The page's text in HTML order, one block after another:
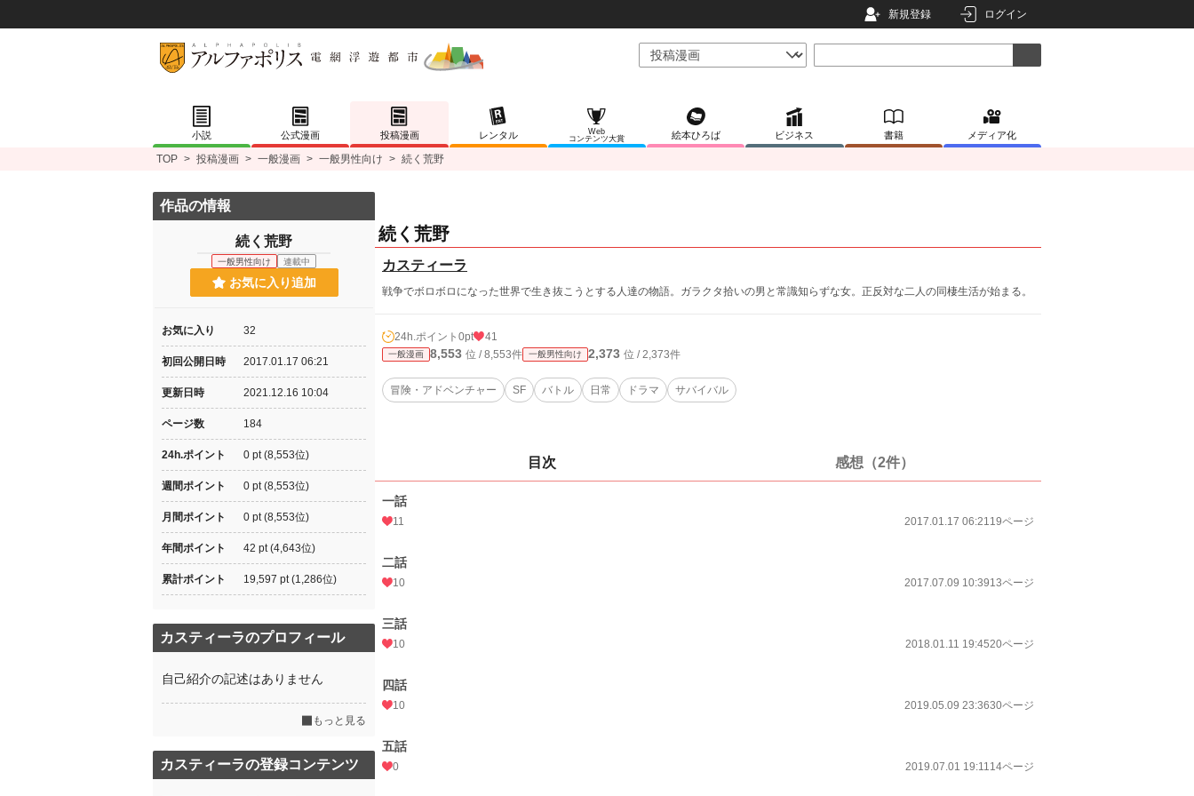
新規登録 ログイン
小説 公式漫画 投稿漫画 レンタル
Web
コンテンツ大賞
絵本ひろば ビジネス 書籍 メディア化
TOP > 投稿漫画 > 一般漫画 > 一般男性向け > 続く荒野
続く荒野
カスティーラ
戦争でボロボロになった世界で生き抜こうとする人達の物語。ガラクタ拾いの男と常識知らずな女。正反対な二人の同棲生活が始まる。
24h.ポイント 0pt 41
一般漫画 8,553 位 / 8,553件 一般男性向け 2,373 位 / 2,373件
冒険・アドベンチャー SF バトル 日常 ドラマ サバイバル
目次 感想（2件）
一話
11 2017.01.17 06:2119ページ
二話
10 2017.07.09 10:3913ページ
三話
10 2018.01.11 19:4520ページ
四話
10 2019.05.09 23:3630ページ
五話
0 2019.07.01 19:1114ページ
作品の情報
続く荒野
一般男性向け 連載中
お気に入り追加
お気に入り 32
初回公開日時 2017.01.17 06:21
更新日時 2021.12.16 10:04
ページ数 184
24h.ポイント 0 pt (8,553位)
週間ポイント 0 pt (8,553位)
月間ポイント 0 pt (8,553位)
年間ポイント 42 pt (4,643位)
累計ポイント 19,597 pt (1,286位)
カスティーラのプロフィール
自己紹介の記述はありません
もっと見る
カスティーラの登録コンテンツ